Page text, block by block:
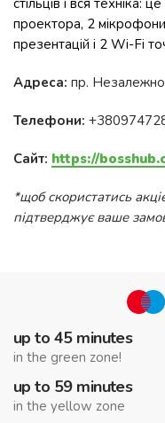
проектора, 2
презентацій і 2 Wi-Fi
Адреса: пр.
Телефони:
Сайт: https://
*щоб скористатись
підтверджує ваше
up to 45 minutes
in the green zone!
up to 59 minutes
in the yellow zone